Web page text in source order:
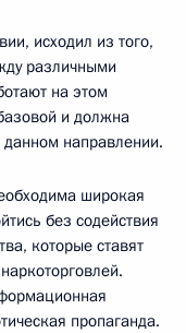
исходил из того,
различными
на этом
и должна
данном направлении.
широкая
без содействия
которые ставят
пропаганда.